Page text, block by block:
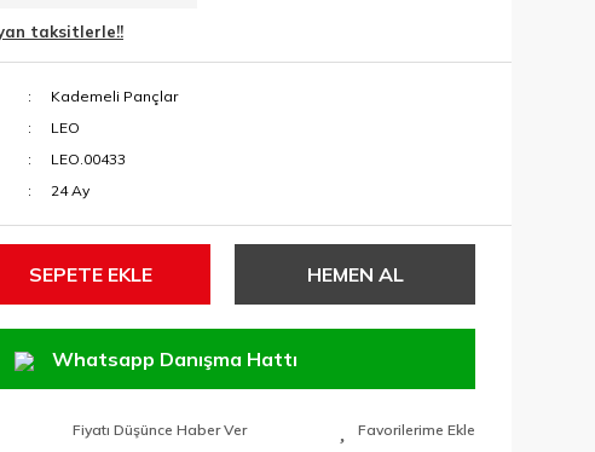
taksitlerle!!
Kademeli Pançlar
LEO
LEO.00433
24 Ay
SEPETE EKLE HEMEN AL
Whatsapp Danışma Hattı
Fiyatı Düşünce Haber Ver